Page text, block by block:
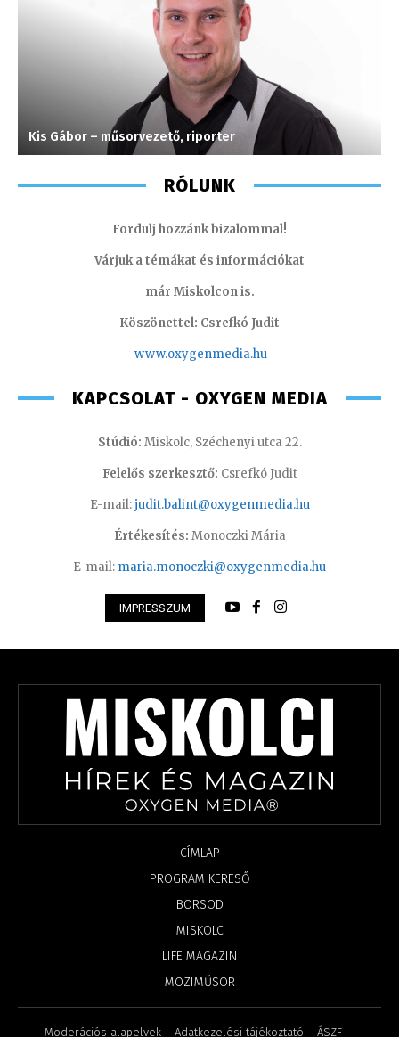
Kis Gábor – műsorvezető, riporter
RÓLUNK
Fordulj hozzánk bizalommal!
Várjuk a témákat és információkat
már Miskolcon is.
Köszönettel: Csrefkó Judit
www.oxygenmedia.hu
KAPCSOLAT - OXYGEN MEDIA
Stúdió: Miskolc, Széchenyi utca 22.
Felelős szerkesztő: Csrefkó Judit
E-mail:judit.balint@oxygenmedia.hu
Értékesítés: Monoczki Mária
E-mail: maria.monoczki@oxygenmedia.hu
IMPRESSZUM
CÍMLAP
PROGRAM KERESŐ
BORSOD
MISKOLC
LIFE MAGAZIN
MOZIMŰSOR
Moderációs alapelvek Adatkezelési tájékoztató ÁSZF